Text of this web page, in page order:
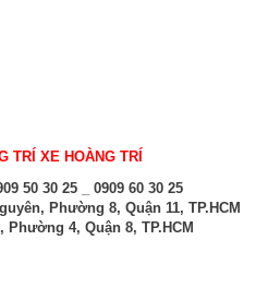
TRÍ XE HOÀNG TRÍ
50 30 25 _ 0909 60 30 25
Phường 8, Quận 11, TP.HCM
Phường 4, Quận 8, TP.HCM